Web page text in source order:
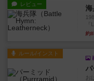
レビュー 海
『
約
ルール/インスト
パ
お